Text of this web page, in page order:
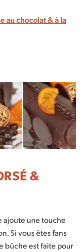
au chocolat & à la
&
ajoute une touche
Si vous êtes fans
bûche est faite pour